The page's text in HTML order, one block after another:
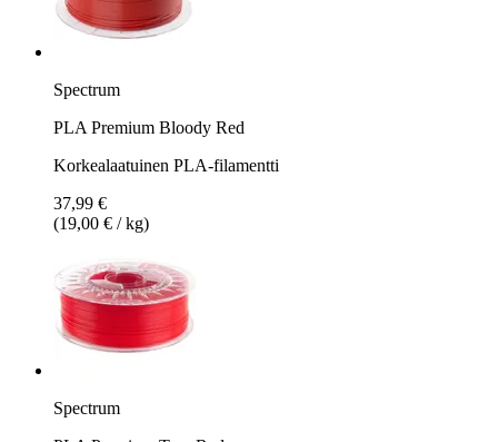
Spectrum
PLA Premium Bloody Red
Korkealaatuinen PLA-filamentti
37,99 €
(19,00 € / kg)
Spectrum